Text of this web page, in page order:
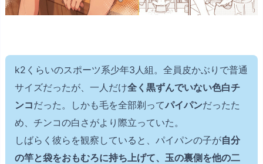
k2くらいのスポーツ系少年3人組。全員皮かぶりで普通
サイズだったが、一人だけ全く黒ずんでいない色白チ
ンコだった。しかも毛を全部剃ってパイパンだったた
め、チンコの白さがより際立っていた。
しばらく彼らを観察していると、パイパンの子が自分
の竿と袋をおもむろに持ち上げて、玉の裏側を他の二